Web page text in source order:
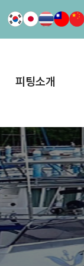
피팅소개